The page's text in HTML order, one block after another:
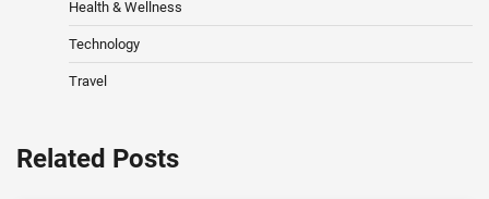
Health & Wellness
Technology
Travel
Related Posts